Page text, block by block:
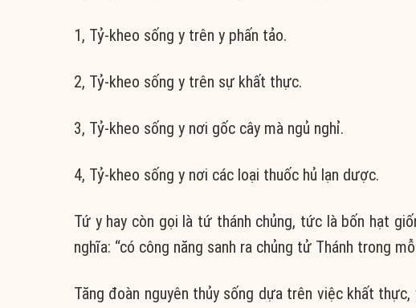
1, Tỷ-kheo sống y trên y phấn tảo.
2, Tỷ-kheo sống y trên sự khất thực.
3, Tỷ-kheo sống y nơi gốc cây mà ngủ nghỉ.
4, Tỷ-kheo sống y nơi các loại thuốc hủ lạn dược.
Tứ y hay còn gọi là tứ thánh chủng, tức là bốn hạt
nghĩa: “có công năng sanh ra chủng tử Thánh trong
Tăng đoàn nguyên thủy sống dựa trên việc khất